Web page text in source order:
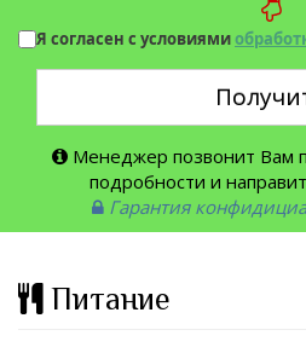
Я согласен с условиями
Менеджер позвонит Вам
подробности и
Гарантия
Питание